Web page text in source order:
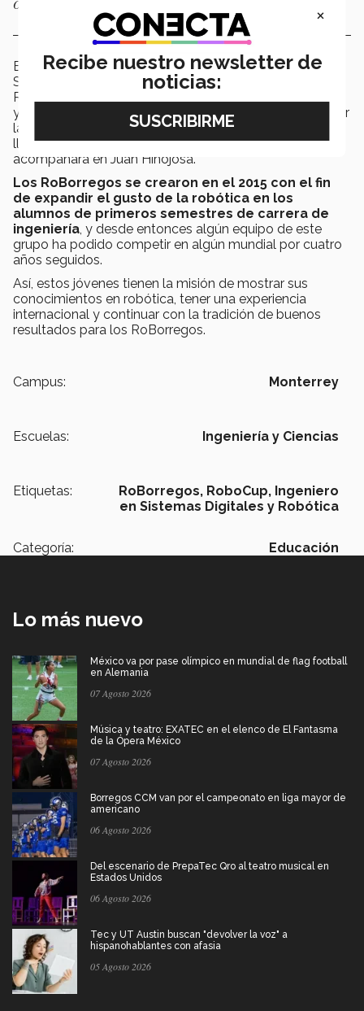
Open, junto a Jesús Naya (ISD 2° semestre).
El equipo de Rescue Maze ganó el primer lugar y el de
Soccer Open el segundo en el Torneo Mexicano de
Robótica celebrado en marzo en el Campus Monterrey,
y desde entonces han trabajado arduamente en mejorar
las áreas de oportunidad de su robot, lo que los ha
llevado a horas de desvelos. El profesor que los
acompañará en Juan Hinojosa.
Los RoBorregos se crearon en el 2015 con el fin
de expandir el gusto de la robótica en los
alumnos de primeros semestres de carrera de
ingeniería, y desde entonces algún equipo de este
grupo ha podido competir en algún mundial por cuatro
años seguidos.
Así, estos jóvenes tienen la misión de mostrar sus
conocimientos en robótica, tener una experiencia
internacional y continuar con la tradición de buenos
resultados para los RoBorregos.
Campus: Monterrey
Escuelas: Ingeniería y Ciencias
Etiquetas: RoBorregos, RoboCup, Ingeniero
en Sistemas Digitales y Robótica
Categoría: Educación
Lo más nuevo
México va por pase olímpico en mundial de flag football
en Alemania
07 Agosto 2026
Música y teatro: EXATEC en el elenco de El Fantasma
de la Ópera México
07 Agosto 2026
Borregos CCM van por el campeonato en liga mayor de
americano
06 Agosto 2026
Del escenario de PrepaTec Qro al teatro musical en
Estados Unidos
06 Agosto 2026
Tec y UT Austin buscan "devolver la voz" a
hispanohablantes con afasia
05 Agosto 2026
×
Recibe nuestro newsletter de
noticias: